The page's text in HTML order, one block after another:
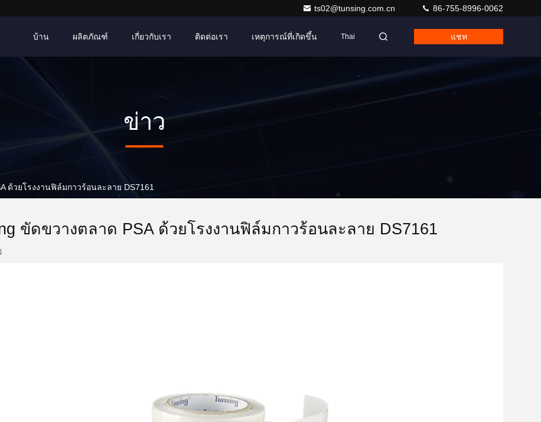
ts02@tunsing.com.cn 86-755-8996-0062
บ้าน ผลิตภัณฑ์ เกี่ยวกับเรา ติดต่อเรา เหตุการณ์ที่เกิดขึ้น Thai แชท
ข่าว
ด้วยโรงงานฟิล์มกาวร้อนละลาย DS7161
ขัดขวางตลาด PSA ด้วยโรงงานฟิล์มกาวร้อนละลาย DS7161